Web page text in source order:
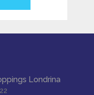
Londrina